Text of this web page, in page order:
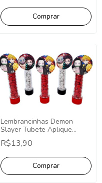
Lembrancinhas Demon
Slayer Tubete Aplique
Redondo - 10 Unidades
R$13,90